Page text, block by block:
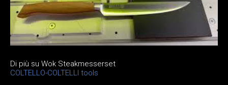
Di più su Wok Steakmesserset
COLTELLO-COLTELLI tools